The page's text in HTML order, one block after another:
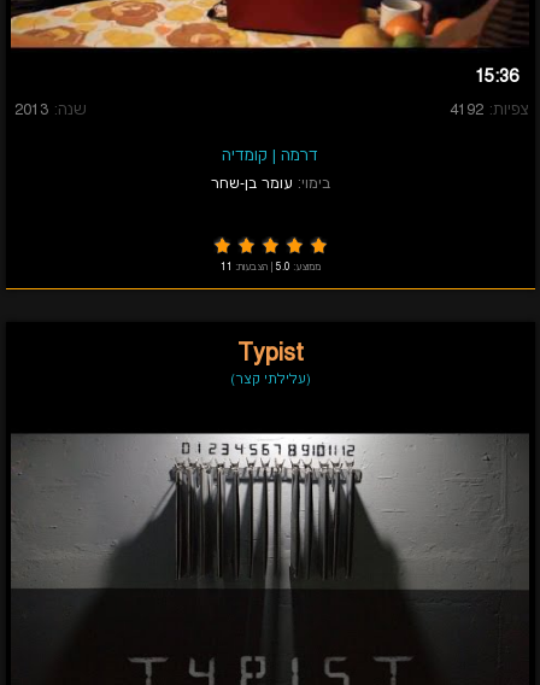
15:36
צפיות: 4192 שנה: 2013
דרמה | קומדיה
בימוי: עומר בן-שחר
ממוצע: 5.0
|הצבעות: 11
Typist
(עלילתי קצר)